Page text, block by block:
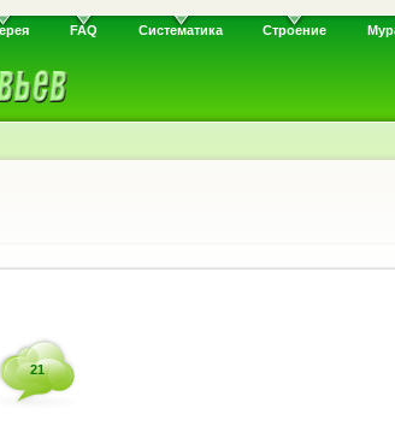
FAQ Систематика Строение
21